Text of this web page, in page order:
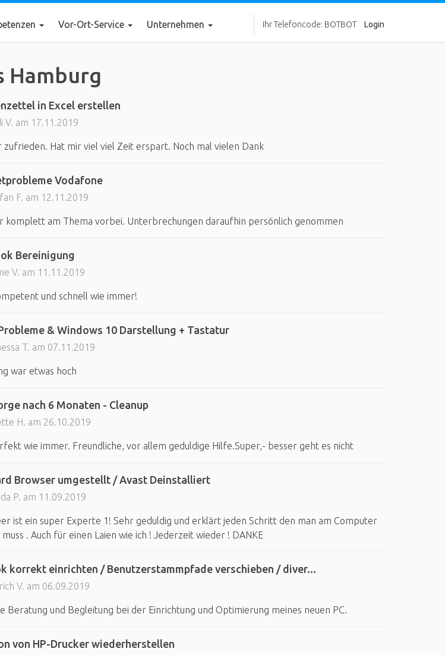
Vor-Ort-Service Unternehmen Ihr Telefoncode: BOTBOT Login
Hamburg
in Excel erstellen
V. am 17.11.2019
zufrieden. Hat mir viel viel Zeit erspart. Noch mal vielen Dank
Vodafone
F. am 12.11.2019
komplett am Thema vorbei. Unterbrechungen daraufhin persönlich genommen
Bereinigung
V. am 11.11.2019
und schnell wie immer!
& Windows 10 Darstellung + Tastatur
T. am 07.11.2019
war etwas hoch
nach 6 Monaten - Cleanup
H. am 26.10.2019
wie immer. Freundliche, vor allem geduldige Hilfe.Super,- besser geht es nicht
Browser umgestellt / Avast Deinstalliert
P. am 11.09.2019
ist ein super Experte 1! Sehr geduldig und erklärt jeden Schritt den man am Computer
muss . Auch für einen Laien wie ich ! Jederzeit wieder ! DANKE
korrekt einrichten / Benutzerstammpfade verschieben / diver...
V. am 06.09.2019
Beratung und Begleitung bei der Einrichtung und Optimierung meines neuen PC.
von HP-Drucker wiederherstellen